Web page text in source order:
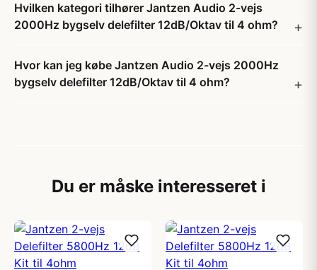
Hvilken kategori tilhører Jantzen Audio 2-vejs
2000Hz bygselv delefilter 12dB/Oktav til 4 ohm?
Hvor kan jeg købe Jantzen Audio 2-vejs 2000Hz
bygselv delefilter 12dB/Oktav til 4 ohm?
Du er måske interesseret i